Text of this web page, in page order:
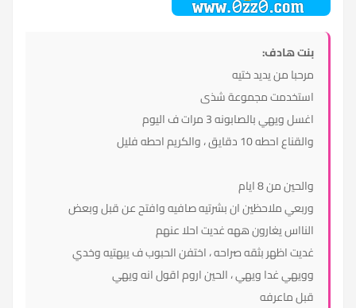
بنت هادف:
مرحبا من يديد ختيه
استخدمت مجموعة شذى
اغسل ويهي بالصابونه 3 مرات ف اليوم
والقناع احطه 10 دقايق ، والكريم احطه فليل
والحين من 8 ايام
وربعي ملاحظين ان بشرتيه صافيه وافتح عن قبل وبعض
النااس يغارون ههه غديت احلا عنهم
غديت اظهر بثقه صراحه ، اختفن الحبوب ف يبهتيه وخدي
وويهي غدا ويهي ، الحين اروم اقول انه ويهي
قبل ماعرفه